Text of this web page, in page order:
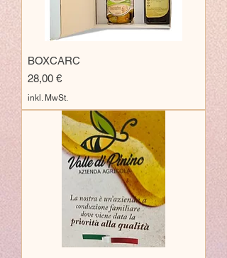
BOXCARC
Preis
28,00 €
inkl. MwSt.